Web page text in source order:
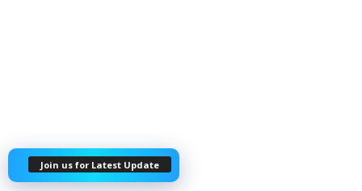
Join us for Latest Update